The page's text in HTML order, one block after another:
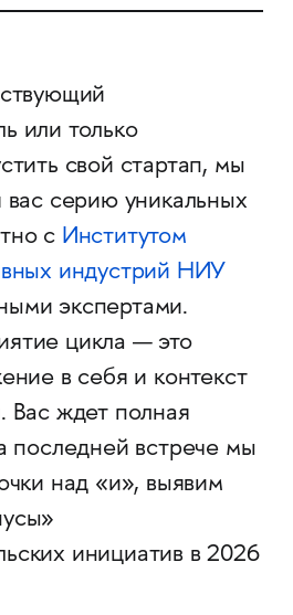
или только
свой стартап, мы
вас серию уникальных
с Институтом
индустрий НИУ
экспертами.
цикла — это
в себя и контекст
Вас ждет полная
последней встрече мы
над «и», выявим
инициатив в 2026